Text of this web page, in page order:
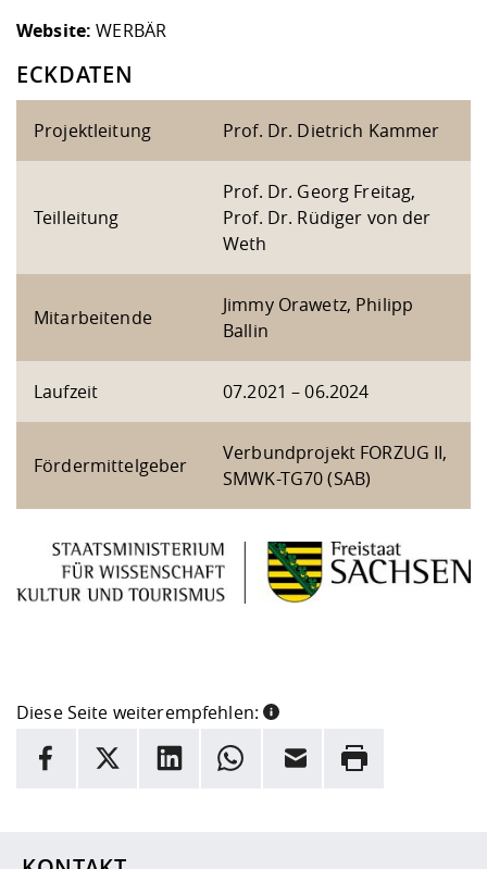
Website: WERBÄR
ECKDATEN
Projektleitung Prof. Dr. Dietrich Kammer
Teilleitung
Prof. Dr. Georg Freitag,
Prof. Dr. Rüdiger von der
Weth
Mitarbeitende
Jimmy Orawetz, Philipp
Ballin
Laufzeit 07.2021 – 06.2024
Fördermittelgeber
Verbundprojekt FORZUG II,
SMWK-TG70 (SAB)
Diese Seite weiterempfehlen:
INFORMATION
Facebook
X LinkedInWhatsappE-Mail Drucken